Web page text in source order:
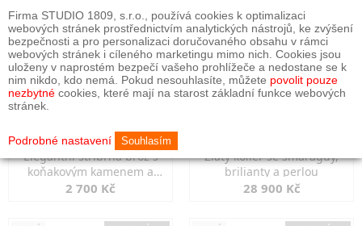
Elegantní stříbrná brož s
koňakovým kamenem a
markazity
2 700 Kč
Zlatý kolier se smaragdy,
brilianty a perlou
28 900 Kč
Firma STUDIO 1809, s.r.o., používá cookies k optimalizaci
webových stránek prostřednictvím analytických nástrojů, ke zvýšení
bezpečnosti a pro personalizaci doručovaného obsahu v rámci
webových stránek i cíleného marketingu mimo nich. Cookies jsou
uloženy v naprostém bezpečí vašeho prohlížeče a nedostane se k
nim nikdo, kdo nemá. Pokud nesouhlasíte, můžete povolit pouze
nezbytné cookies, které mají na starost základní funkce webových
stránek.
Podrobné nastavení Souhlasím